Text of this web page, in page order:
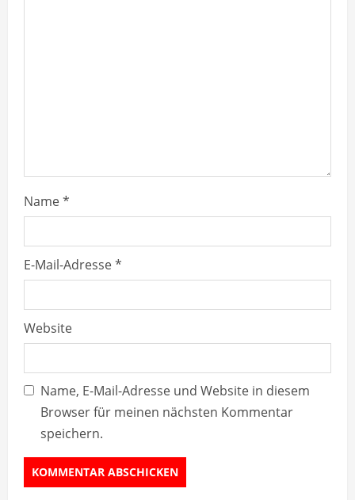
g
Name*
E-Mail-Adresse*
Website
Name, E-Mail-Adresse und Website in diesem
Browser für meinen nächsten Kommentar
speichern.